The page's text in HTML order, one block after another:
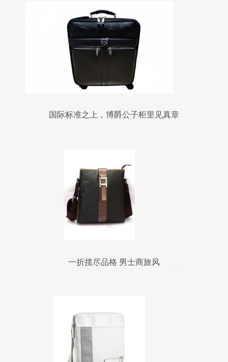
国际标准之上，博爵公子柜里见真章
一折揽尽品格 男士商旅风